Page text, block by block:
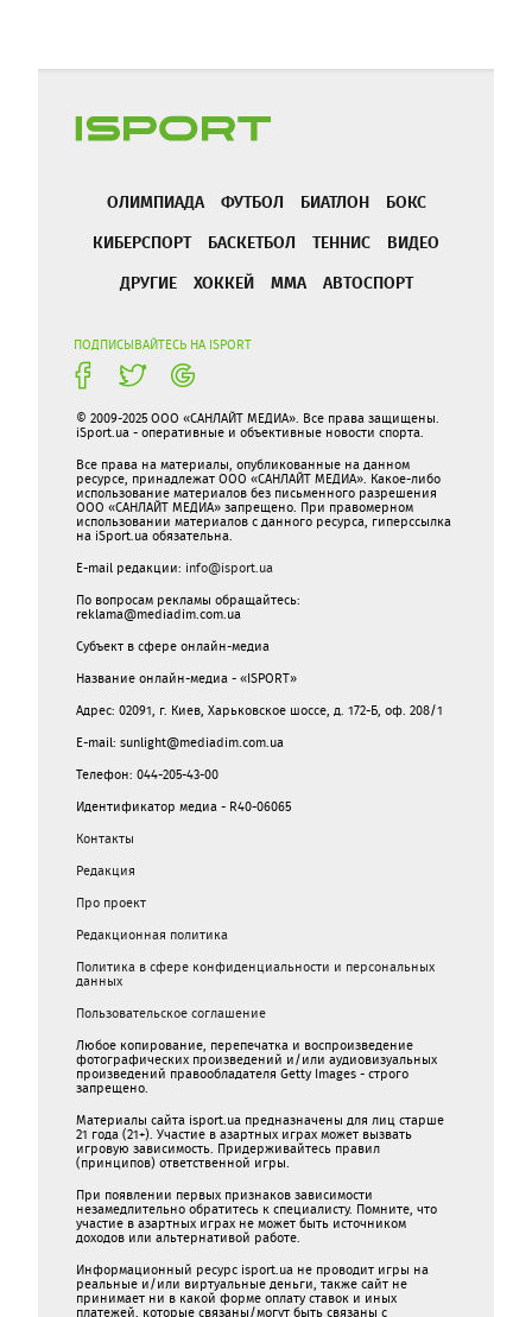
ОЛИМПИАДА ФУТБОЛ БИАТЛОН
БОКС
КИБЕРСПОРТ
БАСКЕТБОЛ ТЕННИС
ВИДЕО
ДРУГИЕ
ХОККЕЙ ММА АВТОСПОРТ
ПОДПИСЫВАЙТЕСЬ НА ISPORT
© 2009-2025 ООО «САНЛАЙТ МЕДИА». Все права защищены.
iSport.ua - оперативные и объективные новости спорта.
Все права на материалы, опубликованные на данном
ресурсе, принадлежат ООО «САНЛАЙТ МЕДИА». Какое-либо
использование материалов без письменного разрешения
ООО «САНЛАЙТ МЕДИА» запрещено. При правомерном
использовании материалов с данного ресурса, гиперссылка
на iSport.ua обязательна.
E-mail редакции: info@isport.ua
По вопросам рекламы обращайтесь:
reklama@mediadim.com.ua
Субъект в сфере онлайн-медиа
Название онлайн-медиа - «ISPORT»
Адрес: 02091, г. Киев, Харьковское шоссе, д. 172-Б, оф. 208/1
E-mail: sunlight@mediadim.com.ua
Телефон: 044-205-43-00
Идентификатор медиа - R40-06065
Контакты
Редакция
Про проект
Редакционная политика
Политика в сфере конфиденциальности и персональных
данных
Пользовательское соглашение
Любое копирование, перепечатка и воспроизведение
фотографических произведений и/или аудиовизуальных
произведений правообладателя Getty Images - строго
запрещено.
Материалы сайта isport.ua предназначены для лиц старше
21 года (21+). Участие в азартных играх может вызвать
игровую зависимость. Придерживайтесь правил
(принципов) ответственной игры.
При появлении первых признаков зависимости
незамедлительно обратитесь к специалисту. Помните, что
участие в азартных играх не может быть источником
доходов или альтернативой работе.
Информационный ресурс isport.ua не проводит игры на
реальные и/или виртуальные деньги, также сайт не
принимает ни в какой форме oплaту ставок и иных
платежей, которые связаны/могут быть связаны c